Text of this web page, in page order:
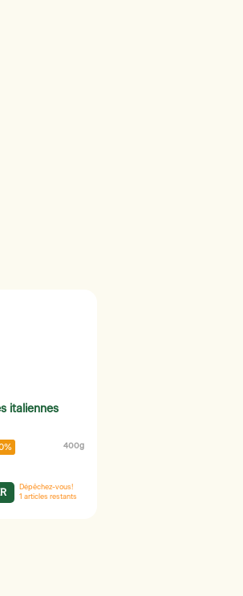
italiennes
400g
Dépêchez-vous!
1 articles restants